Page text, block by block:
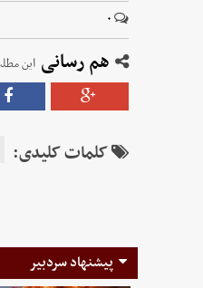
۰
هم رسانی این
کلمات کلیدی:
پیشنهاد سردبیر